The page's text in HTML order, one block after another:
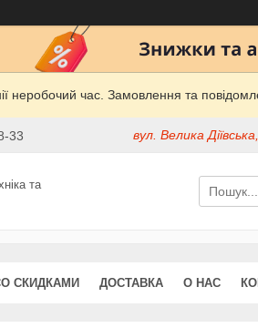
неробочий час. Замовлення та
33 вул. Велика
та
СКИДКАМИ ДОСТАВКА О НАС